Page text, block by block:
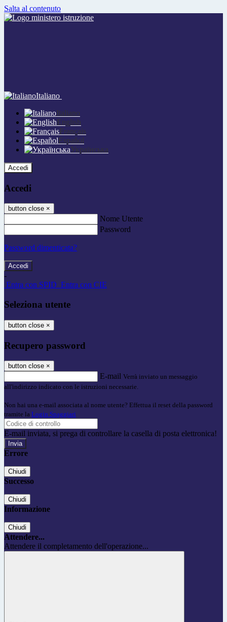
Salta al contenuto
Italiano
Italiano
English
Français
Español
Українська
Accedi
Accedi
button close ×
Nome Utente
Password
Password dimenticata?
-
Entra con SPID Entra con CIE
Seleziona utente
button close ×
Recupero password
button close ×
E-mail Verrà inviato un messaggio
all'indirizzo indicato con le istruzioni necessarie.
Non hai una e-mail associata al nome utente? Effettua il reset della password
tramite la Login Spaggiari
E-mail inviata, si prega di controllare la casella di posta elettronica!
Errore
Chiudi
Successo
Chiudi
Informazione
Chiudi
Attendere...
Attendere il completamento dell'operazione...